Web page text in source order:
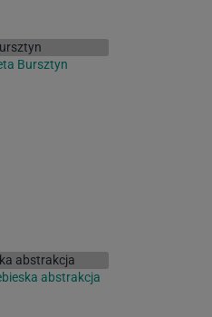
Bursztyn
abstrakcja